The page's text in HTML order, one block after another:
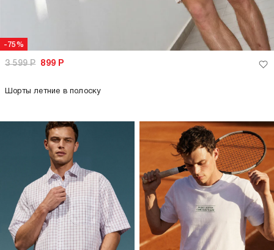
-75%
3 599Р 899 Р
Шорты летние в полоску